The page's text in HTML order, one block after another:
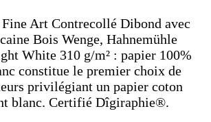
Art Contrecollé Dibond avec
Bois Wenge, Hahnemühle
White 310 g/m² : papier 100%
constitue le premier choix de
privilégiant un papier coton
blanc. Certifié Dîgiraphie®.